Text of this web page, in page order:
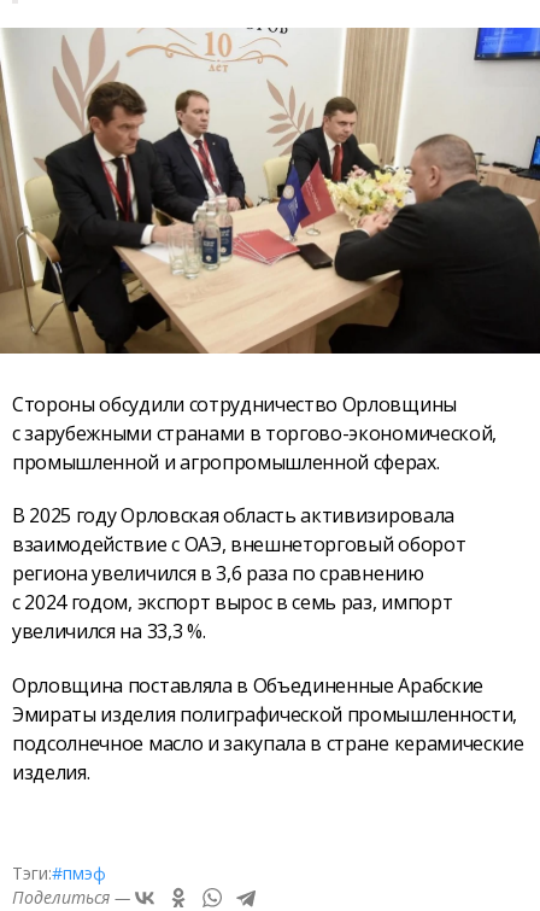
Стороны обсудили сотрудничество Орловщины
с зарубежными странами в торгово-экономической,
промышленной и агропромышленной сферах.
В 2025 году Орловская область активизировала
взаимодействие с ОАЭ, внешнеторговый оборот
региона увеличился в 3,6 раза по сравнению
с 2024 годом, экспорт вырос в семь раз, импорт
увеличился на 33,3 %.
Орловщина поставляла в Объединенные Арабские
Эмираты изделия полиграфической промышленности,
подсолнечное масло и закупала в стране керамические
изделия.
Тэги:#пмэф
Поделиться —